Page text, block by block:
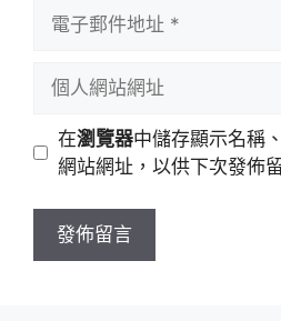
址
站
址
在瀏覽器中儲存顯示名稱
網站網址，以供下次發佈